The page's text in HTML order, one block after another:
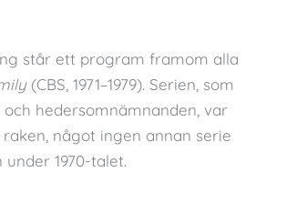
står ett program framom alla
(CBS, 1971–1979). Serien, som
hedersomnämnanden, var
något ingen annan serie
1970-talet.